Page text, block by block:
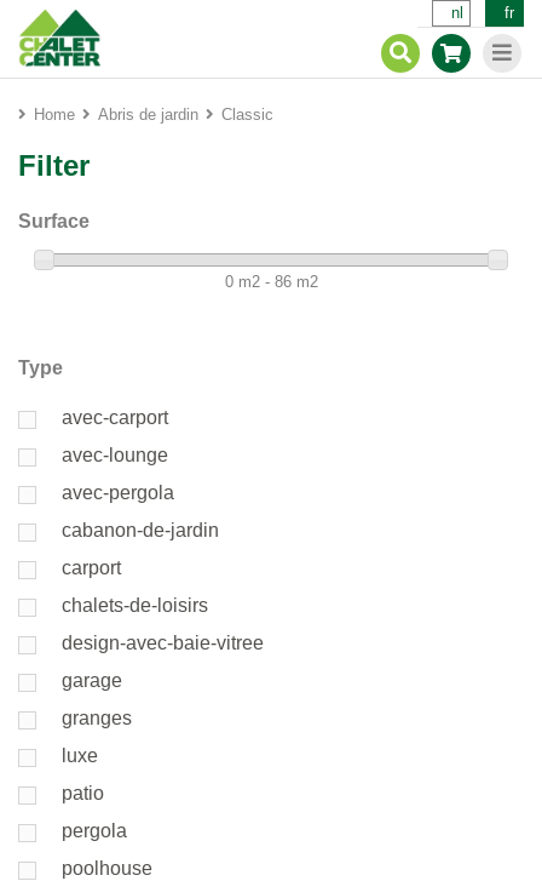
nl fr
Home Abris de jardin Classic
Filter
Surface
0 m2 - 86 m2
Type
avec-carport
avec-lounge
avec-pergola
cabanon-de-jardin
carport
chalets-de-loisirs
design-avec-baie-vitree
garage
granges
luxe
patio
pergola
poolhouse